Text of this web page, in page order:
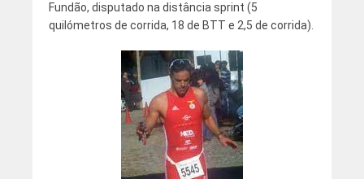
Fundão, disputado na distância sprint (5
quilómetros de corrida, 18 de BTT e 2,5 de corrida).